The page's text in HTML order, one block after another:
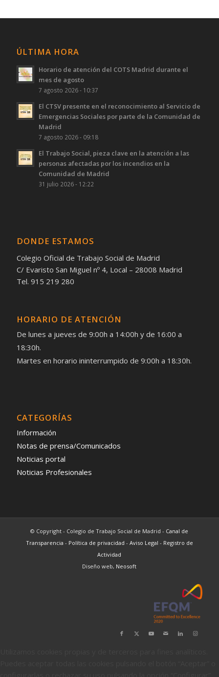
ÚLTIMA HORA
Horario de atención del COTS Madrid durante el
mes de agosto
7 agosto 2026 - 10:37
El CTSV presente en el reconocimiento al Servicio de
Emergencias Sociales por parte de la Comunidad de
Madrid
7 agosto 2026 - 09:18
El Trabajo Social, pieza clave en la atención a las
personas afectadas por los incendios en la
Comunidad de Madrid
31 julio 2026 - 12:22
DONDE ESTAMOS
Colegio Oficial de Trabajo Social de Madrid
C/ Evaristo San Miguel nº 4, Local – 28008 Madrid
Tel. 915 219 280
HORARIO DE ATENCIÓN
De lunes a jueves de 9:00h a 14:00h y de 16:00 a
18:30h.
Martes en horario ininterrumpido de 9:00h a 18:30h.
CATEGORÍAS
Información
Notas de prensa/Comunicados
Noticias portal
Noticias Profesionales
© Copyright - Colegio de Trabajo Social de Madrid - Canal de
Transparencia - Política de privacidad - Aviso Legal - Registro de
Actividad
Diseño web, Neosoft